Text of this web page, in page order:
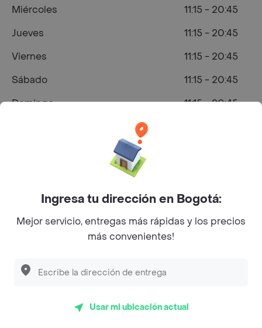
¿Dónde comprar Parrilla en Tulua?
Herradura local i 06
Miércoles
11:15 - 20:45
Jueves
11:15 - 20:45
Viernes
11:15 - 20:45
Sábado
11:15 - 20:45
Domingo
11:15 - 20:45
Ingresa tu dirección en Bogotá:
Mejor servicio, entregas más rápidas y los precios
más convenientes!
Usar mi ubicación actual